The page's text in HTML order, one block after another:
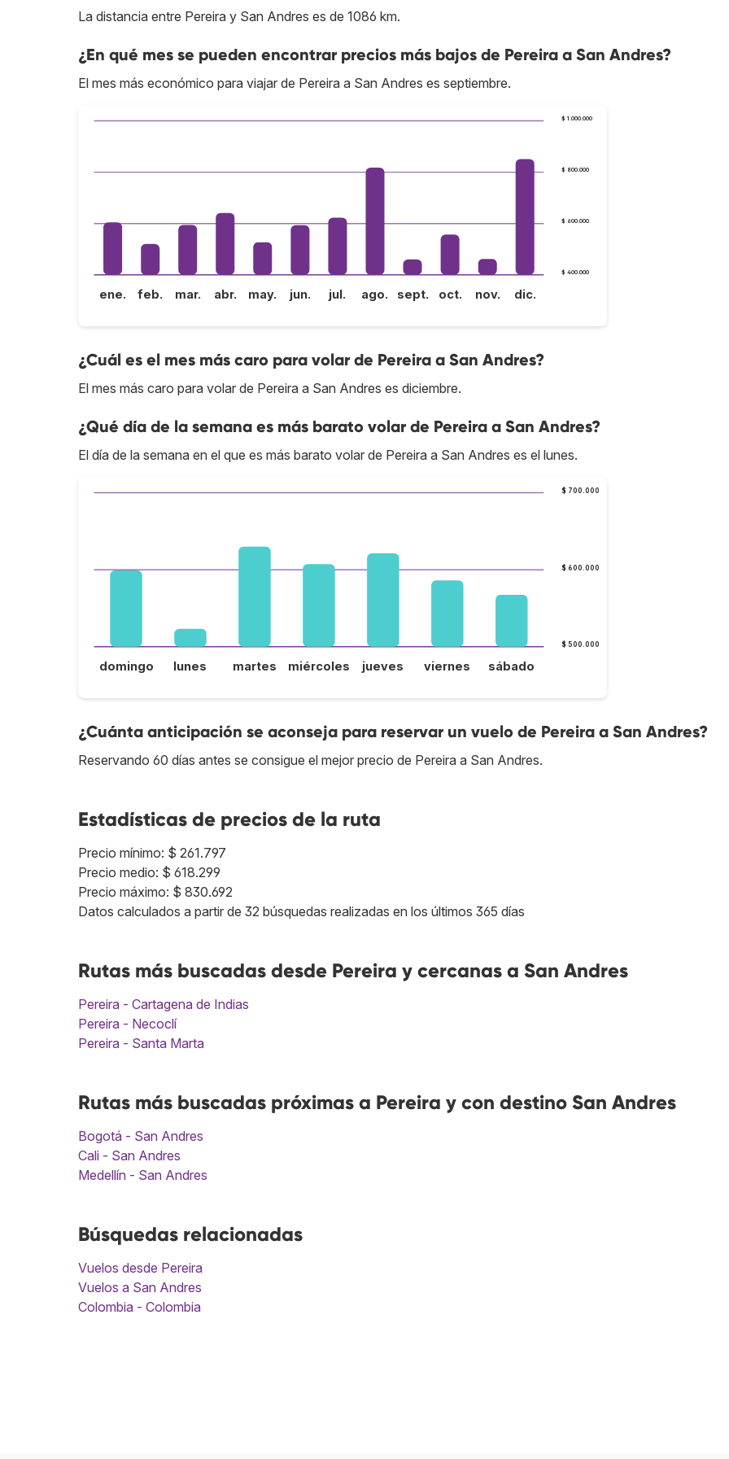
La distancia entre Pereira y San Andres es de 1086 km.
¿En qué mes se pueden encontrar precios más bajos de Pereira a San Andres?
El mes más económico para viajar de Pereira a San Andres es septiembre.
$ 400.000
$ 600.000
$ 800.000
$ 1.000.000
ene. feb. mar. abr. may. jun. jul. ago. sept. oct. nov. dic.
¿Cuál es el mes más caro para volar de Pereira a San Andres?
El mes más caro para volar de Pereira a San Andres es diciembre.
¿Qué día de la semana es más barato volar de Pereira a San Andres?
El día de la semana en el que es más barato volar de Pereira a San Andres es el lunes.
$ 500.000
$ 600.000
$ 700.000
domingo lunes martes miércoles jueves viernes sábado
¿Cuánta anticipación se aconseja para reservar un vuelo de Pereira a San Andres?
Reservando 60 días antes se consigue el mejor precio de Pereira a San Andres.
Estadísticas de precios de la ruta
Precio mínimo: $ 261.797
Precio medio: $ 618.299
Precio máximo: $ 830.692
Datos calculados a partir de 32 búsquedas realizadas en los últimos 365 días
Rutas más buscadas desde Pereira y cercanas a San Andres
Pereira - Cartagena de Indias
Pereira - Necoclí
Pereira - Santa Marta
Rutas más buscadas próximas a Pereira y con destino San Andres
Bogotá - San Andres
Cali - San Andres
Medellín - San Andres
Búsquedas relacionadas
Vuelos desde Pereira
Vuelos a San Andres
Colombia - Colombia